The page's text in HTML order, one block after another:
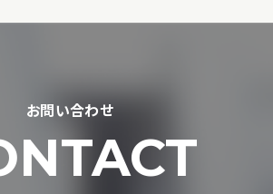
お問い合わせ